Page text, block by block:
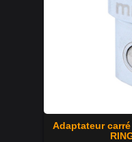
Adaptateur